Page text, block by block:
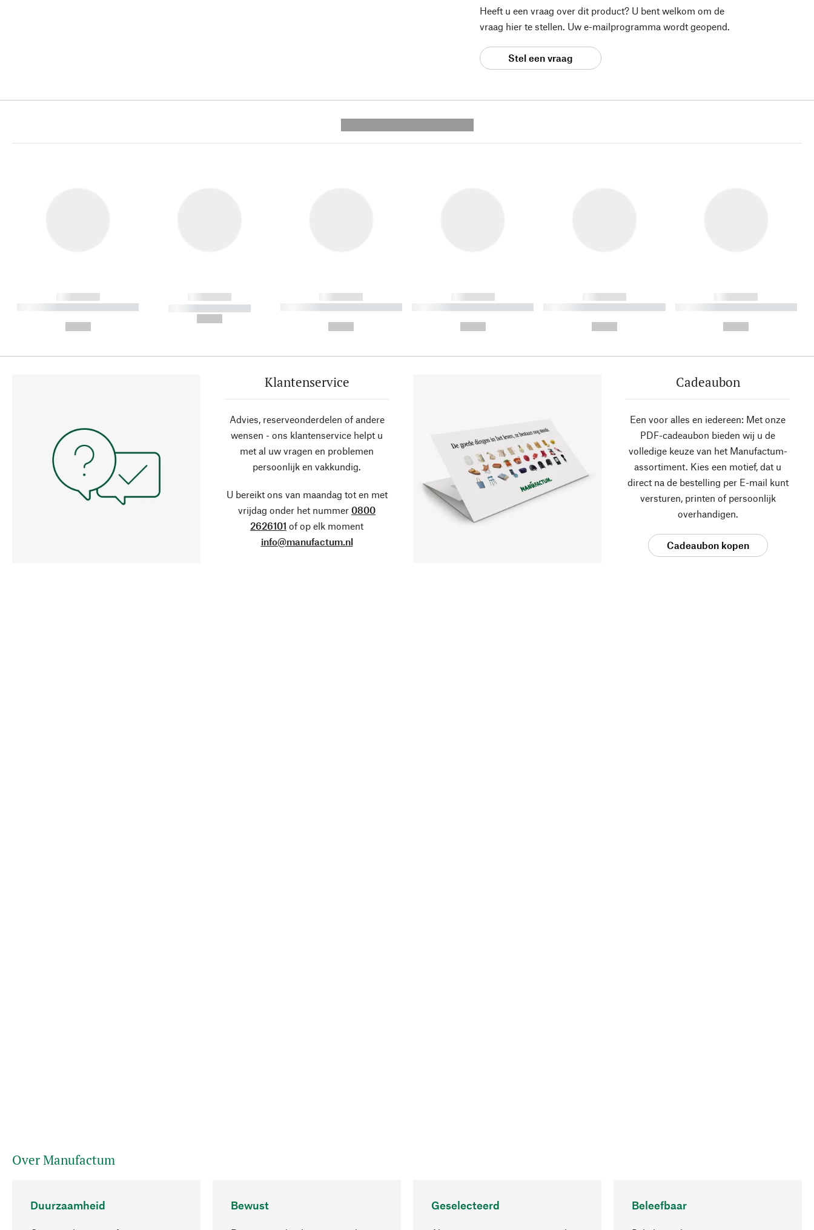
Heeft u een vraag over dit product? U bent welkom om de
vraag hier te stellen. Uw e-mailprogramma wordt geopend.
Stel een vraag
------------
----------- ----------- ----------
------------
----------- -----------
------------
----------- ----------- ----------
------------
----------- ----------- ----------
------------
----------- ----------- ----------
------------
----------- ----------- ----------
Klantenservice
Advies, reserveonderdelen of andere
wensen - ons klantenservice helpt u
met al uw vragen en problemen
persoonlijk en vakkundig.
U bereikt ons van maandag tot en met
vrijdag onder het nummer 0800
2626101 of op elk moment
info@manufactum.nl
Cadeaubon
Een voor alles en iedereen: Met onze
PDF-cadeaubon bieden wij u de
volledige keuze van het Manufactum-
assortiment. Kies een motief, dat u
direct na de bestelling per E-mail kunt
versturen, printen of persoonlijk
overhandigen.
Cadeaubon kopen
Over Manufactum
Duurzaamheid Bewust Geselecteerd Beleefbaar